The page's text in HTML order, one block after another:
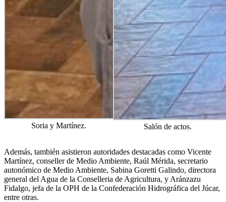
Soria y Martínez. Salón de actos.
Además, también asistieron autoridades destacadas como Vicente
Martínez, conseller de Medio Ambiente, Raúl Mérida, secretario
autonómico de Medio Ambiente, Sabina Goretti Galindo, directora
general del Agua de la Conselleria de Agricultura, y Aránzazu
Fidalgo, jefa de la OPH de la Confederación Hidrográfica del Júcar,
entre otras.